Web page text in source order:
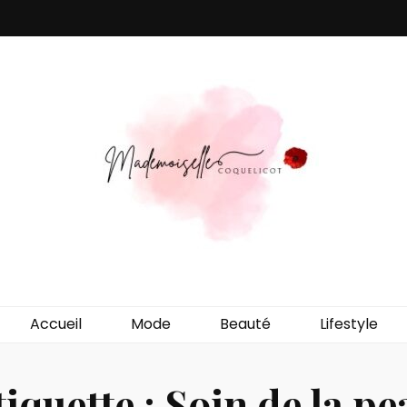
Accueil Mode Beauté Lifestyle